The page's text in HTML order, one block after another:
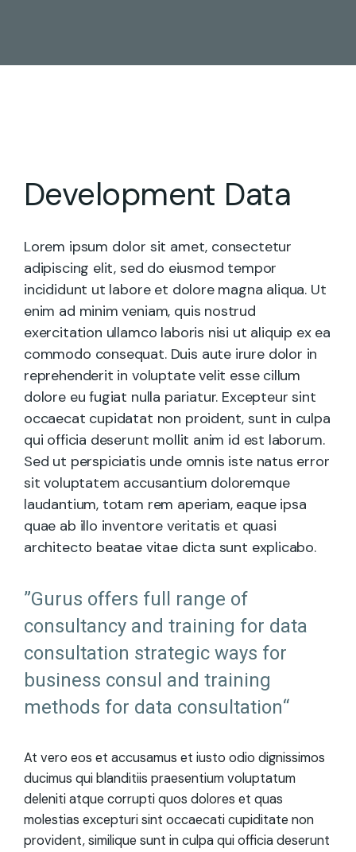
Development Data
Lorem ipsum dolor sit amet, consectetur
adipiscing elit, sed do eiusmod tempor
incididunt ut labore et dolore magna aliqua. Ut
enim ad minim veniam, quis nostrud
exercitation ullamco laboris nisi ut aliquip ex ea
commodo consequat. Duis aute irure dolor in
reprehenderit in voluptate velit esse cillum
dolore eu fugiat nulla pariatur. Excepteur sint
occaecat cupidatat non proident, sunt in culpa
qui officia deserunt mollit anim id est laborum.
Sed ut perspiciatis unde omnis iste natus error
sit voluptatem accusantium doloremque
laudantium, totam rem aperiam, eaque ipsa
quae ab illo inventore veritatis et quasi
architecto beatae vitae dicta sunt explicabo.
”Gurus offers full range of
consultancy and training for data
consultation strategic ways for
business consul and training
methods for data consultation“
At vero eos et accusamus et iusto odio dignissimos
ducimus qui blanditiis praesentium voluptatum
deleniti atque corrupti quos dolores et quas
molestias excepturi sint occaecati cupiditate non
provident, similique sunt in culpa qui officia deserunt